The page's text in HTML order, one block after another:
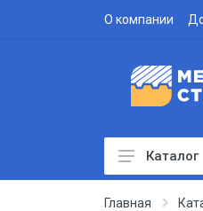
О компании
Профнастил
Каталог
Главная